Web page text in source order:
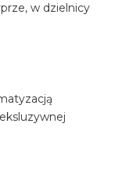
w dzielnicy